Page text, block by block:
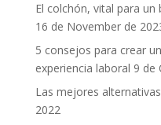
El colchón, vital para
16 de November de
5 consejos para crear
experiencia laboral 9 de
Las mejores
2022